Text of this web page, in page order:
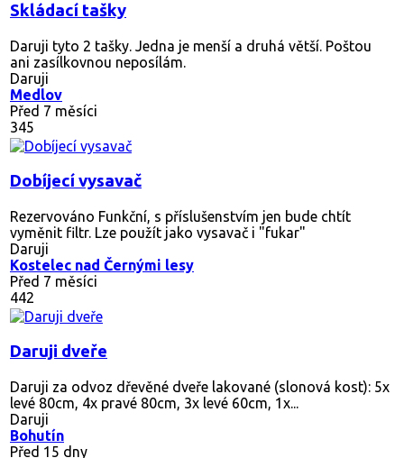
Skládací tašky
Daruji tyto 2 tašky. Jedna je menší a druhá větší. Poštou
ani zasílkovnou neposílám.
Daruji
Medlov
Před 7 měsíci
345
Dobíjecí vysavač
Rezervováno Funkční, s příslušenstvím jen bude chtít
vyměnit filtr. Lze použít jako vysavač i "fukar"
Daruji
Kostelec nad Černými lesy
Před 7 měsíci
442
Daruji dveře
Daruji za odvoz dřevěné dveře lakované (slonová kost): 5x
levé 80cm, 4x pravé 80cm, 3x levé 60cm, 1x...
Daruji
Bohutín
Před 15 dny